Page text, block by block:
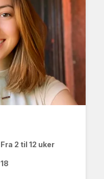
Fra 2 til 12 uker
18